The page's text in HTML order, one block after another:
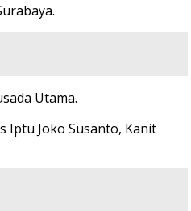
Utama.
Iptu Joko Susanto, Kanit